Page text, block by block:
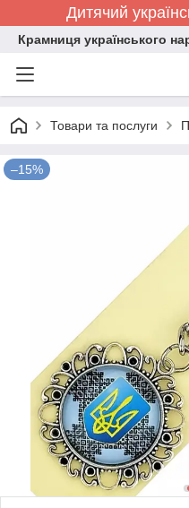
Дитячий
Крамниця українського
Товари та послуги
–15%